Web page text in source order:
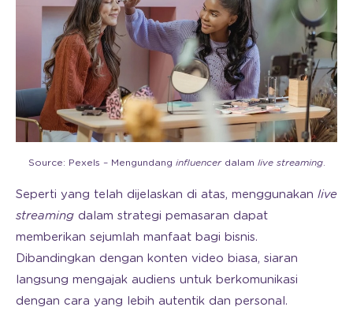
Source: Pexels – Mengundang influencerdalam live streaming.
Seperti yang telah dijelaskan di atas, menggunakan live
streaming dalam strategi pemasaran dapat
memberikan sejumlah manfaat bagi bisnis.
Dibandingkan dengan konten video biasa, siaran
langsung mengajak audiens untuk berkomunikasi
dengan cara yang lebih autentik dan personal.